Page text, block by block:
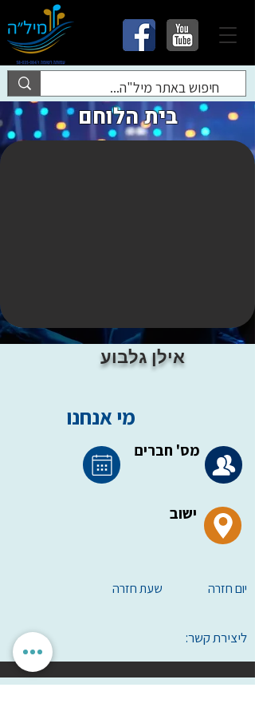
בית הלוחם
אילן גלבוע
מי אנחנו
מס' חברים
ישוב
שעת חזרה יום חזרה
ליצירת קשר: